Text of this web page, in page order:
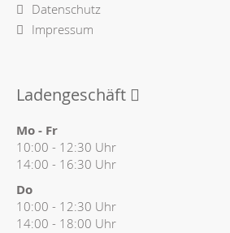
Datenschutz
Impressum
Ladengeschäft
Mo - Fr
10:00 - 12:30 Uhr
14:00 - 16:30 Uhr
Do
10:00 - 12:30 Uhr
14:00 - 18:00 Uhr